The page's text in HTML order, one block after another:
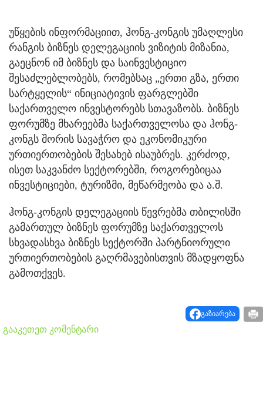
უწყების ინფორმაციით, ჰონგ-კონგის უმაღლესი
რანგის ბიზნეს დელეგაციის ვიზიტის მიზანია,
გაეცნონ იმ ბიზნეს და საინვესტიციო
შესაძლებლობებს, რომებსაც „ერთი გზა, ერთი
სარტყელის“ ინიციატივის ფარგლებში
საქართველო ინვესტორებს სთავაზობს. ბიზნეს
ფორუმზე მხარეებმა საქართველოსა და ჰონგ-
კონგს შორის სავაჭრო და ეკონომიკური
ურთიერთობების შესახებ ისაუბრეს. კერძოდ,
ისეთ საკვანძო სექტორებში, როგორებიცაა
ინვესტიციები, ტურიზმი, მეწარმეობა და ა.შ.
ჰონგ-კონგის დელეგაციის წევრებმა თბილისში
გამართულ ბიზნეს ფორუმზე საქართველოს
სხვადასხვა ბიზნეს სექტორში პარტნიორული
ურთიერთობების გაღრმავებისთვის მზადყოფნა
გამოთქვეს.
გაზიარება
გააკეთეთ კომენტარი